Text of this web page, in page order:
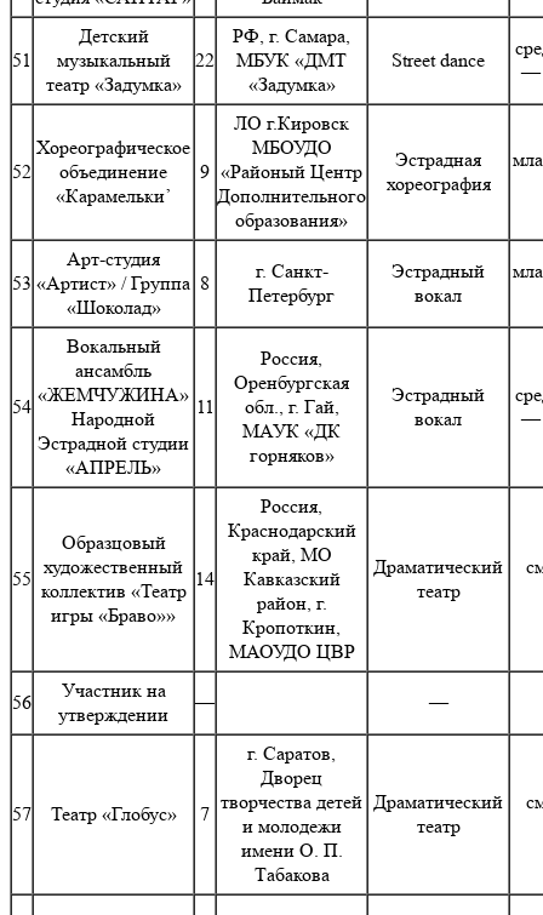
51
Детский
музыкальный
театр «Задумка»
22
РФ, г. Самара,
МБУК «ДМТ
«Задумка»
Street dance
—
52
Хореографическое
объединение
«Карамельки’
9
ЛО г.Кировск
МБОУДО
«Районый Центр
Дополнительного
образования»
Эстрадная
хореография
53
Арт-студия
«Артист» / Группа
«Шоколад»
8
г. Санкт-
Петербург
Эстрадный
вокал
54
Вокальный
ансамбль
«ЖЕМЧУЖИНА»
Народной
Эстрадной студии
«АПРЕЛЬ»
11
Россия,
Оренбургская
обл., г. Гай,
МАУК «ДК
горняков»
Эстрадный
вокал
—
55
Образцовый
художественный
коллектив «Театр
игры «Браво»»
14
Россия,
Краснодарский
край, МО
Кавказский
район, г.
Кропоткин,
МАОУДО ЦВР
Драматический
театр
56
Участник на
утверждении
— —
57 Театр «Глобус» 7
г. Саратов,
Дворец
творчества детей
и молодежи
имени О. П.
Табакова
Драматический
театр